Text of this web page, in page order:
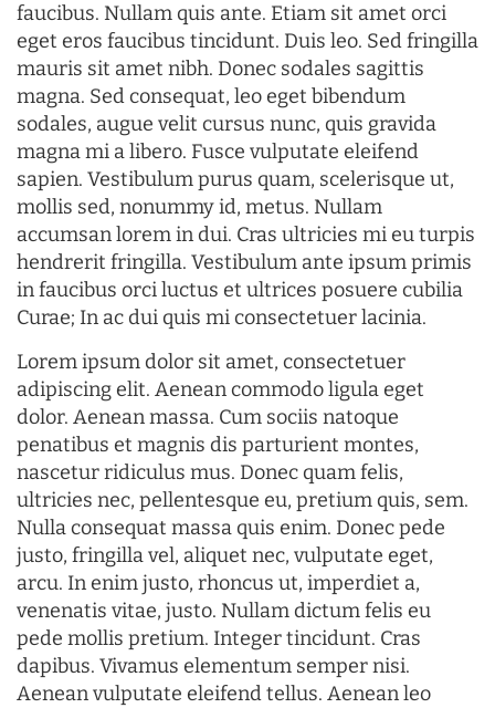
faucibus. Nullam quis ante. Etiam sit amet orci
eget eros faucibus tincidunt. Duis leo. Sed fringilla
mauris sit amet nibh. Donec sodales sagittis
magna. Sed consequat, leo eget bibendum
sodales, augue velit cursus nunc, quis gravida
magna mi a libero. Fusce vulputate eleifend
sapien. Vestibulum purus quam, scelerisque ut,
mollis sed, nonummy id, metus. Nullam
accumsan lorem in dui. Cras ultricies mi eu turpis
hendrerit fringilla. Vestibulum ante ipsum primis
in faucibus orci luctus et ultrices posuere cubilia
Curae; In ac dui quis mi consectetuer lacinia.
Lorem ipsum dolor sit amet, consectetuer
adipiscing elit. Aenean commodo ligula eget
dolor. Aenean massa. Cum sociis natoque
penatibus et magnis dis parturient montes,
nascetur ridiculus mus. Donec quam felis,
ultricies nec, pellentesque eu, pretium quis, sem.
Nulla consequat massa quis enim. Donec pede
justo, fringilla vel, aliquet nec, vulputate eget,
arcu. In enim justo, rhoncus ut, imperdiet a,
venenatis vitae, justo. Nullam dictum felis eu
pede mollis pretium. Integer tincidunt. Cras
dapibus. Vivamus elementum semper nisi.
Aenean vulputate eleifend tellus. Aenean leo